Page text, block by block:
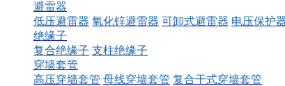
避雷器
低压避雷器 氧化锌避雷器 可卸式避雷器 电压保护
绝缘子
复合绝缘子 支柱绝缘子
穿墙套管
高压穿墙套管 母线穿墙套管 复合干式穿墙套管